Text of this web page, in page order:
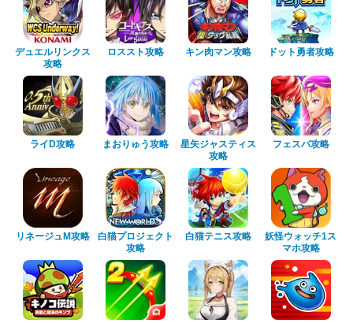
デュエルリンクス
攻略
ロススト攻略 キン肉マン攻略 ドット勇者攻略
ライD攻略 まおりゅう攻略
星矢ジャスティス
攻略
フェスバ攻略
リネージュM攻略
白猫プロジェクト
攻略
白猫テニス攻略
妖怪ウォッチ1ス
マホ攻略